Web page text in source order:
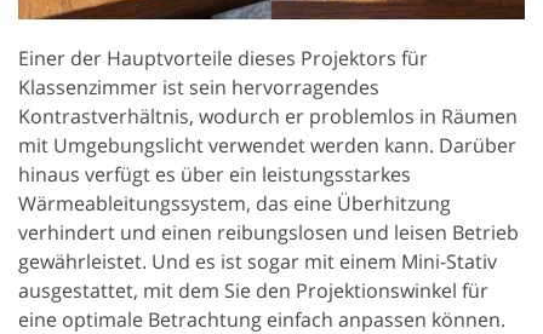
Einer der Hauptvorteile dieses Projektors für
Klassenzimmer ist sein hervorragendes
Kontrastverhältnis, wodurch er problemlos in Räumen
mit Umgebungslicht verwendet werden kann. Darüber
hinaus verfügt es über ein leistungsstarkes
Wärmeableitungssystem, das eine Überhitzung
verhindert und einen reibungslosen und leisen Betrieb
gewährleistet. Und es ist sogar mit einem Mini-Stativ
ausgestattet, mit dem Sie den Projektionswinkel für
eine optimale Betrachtung einfach anpassen können.